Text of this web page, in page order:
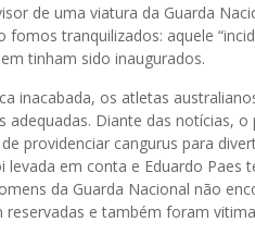
de uma viatura da Guarda
tranquilizados: aquele
tinham sido inaugurados.
inacabada, os atletas
adequadas. Diante das notícias,
providenciar cangurus para
em conta e Eduardo Paes
da Guarda Nacional não
reservadas e também foram